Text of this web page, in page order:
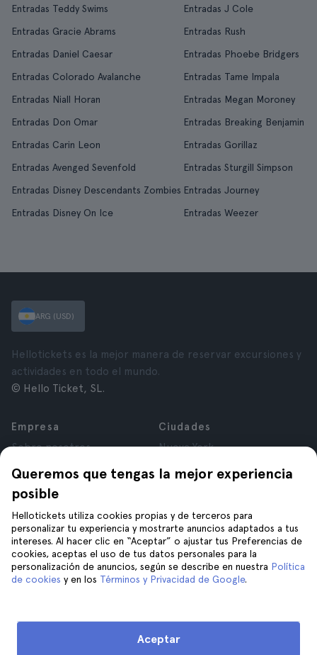
Entradas Teddy Swims
Entradas J Cole
Entradas Gracie Abrams
Entradas Rush
Entradas Daniel Caesar
Entradas Phoebe Bridgers
Entradas Colorado Avalanche
Entradas Tame Impala
Entradas Niall Horan
Entradas Megan Moroney
Entradas Don Omar
Entradas Breaking Benjamin
Entradas Carin Leon
Entradas Gorillaz
Entradas Avenged Sevenfold
Entradas Sturgill Simpson
Entradas Disney Descendants Zombies Entradas Journey
Entradas Disney On Ice
Entradas Weezer
Queremos que tengas la mejor experiencia
posible
Hellotickets utiliza cookies propias y de terceros para
personalizar tu experiencia y mostrarte anuncios adaptados a tus
intereses. Al hacer clic en “Aceptar” o ajustar tus Preferencias de
cookies, aceptas el uso de tus datos personales para la
personalización de anuncios, según se describe en nuestra Política
de cookies y en los Términos y Privacidad de Google.
Aceptar
ARG (USD)
Hellotickets es la mejor manera de reservar excursiones y
actividades en todo el mundo.
© Hello Ticket, SL.
Empresa
Sobre nosotros
Afiliados
Opiniones
Privacidad
Términos y Condiciones
Aviso Legal
Cookies
Ciudades
Nueva York
París
Granada
Cracovia
Tenerife
Ayuda